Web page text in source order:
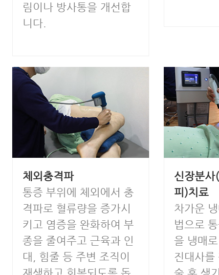
림이나 방사통을 개선합
니다.
체외충격파
통증 부위에 체외에서 충
격파로 혈류량을 증가시
키고 염증을 완화하여 부
종을 줄여주고 근육과 인
대, 힘줄 등 주변 조직이
신장분사
피)치료
차가운
법으로
을 냉매
진대사를